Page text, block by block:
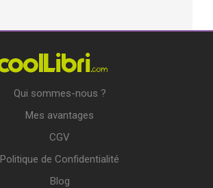
Qui sommes-nous ?
Mes avantages
CGV
Politique de Confidentialité
Blog